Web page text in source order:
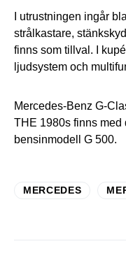
I utrustningen ingår
strålkastare,
finns som tillval. I
ljudsystem och
Mercedes-Benz G-
THE 1980s finns med
bensinmodell G 500.
MERCEDES